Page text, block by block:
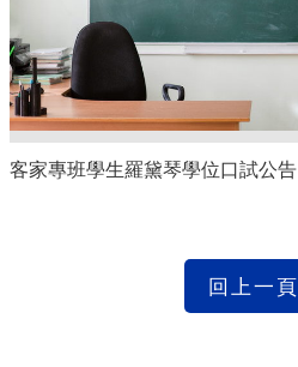
客家專班學生羅黛琴學位口試公告
回上一頁